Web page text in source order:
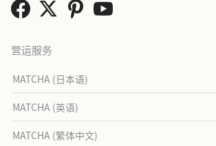
营运服务
MATCHA (日本语)
MATCHA (英语)
MATCHA (繁体中文)